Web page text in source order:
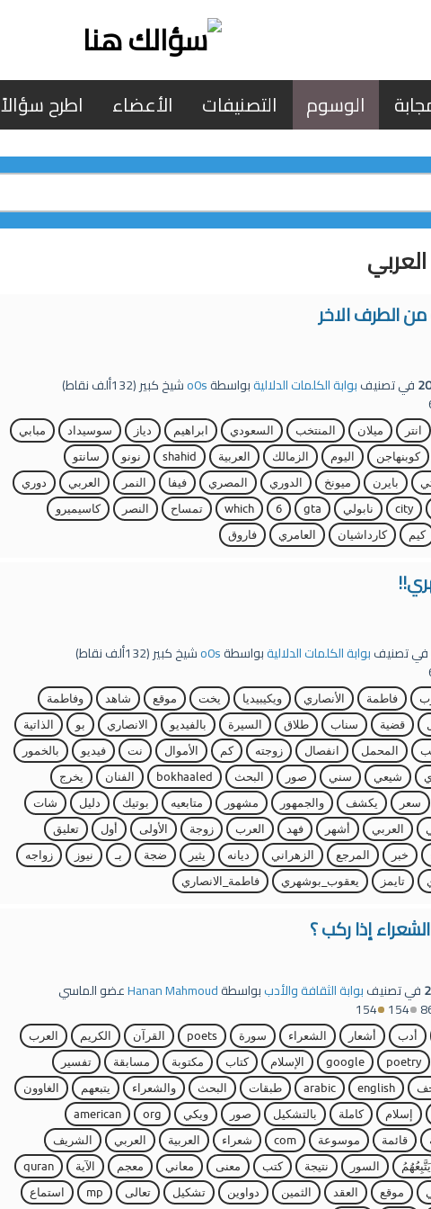
الوسوم التصنيفات الأعضاء اطرح سؤالاً
الطرف الاخر
في تصنيفبوابة الكلمات الدلاليةبواسطةo0sشيخ كبير(132ألف
نقاط)
انتر ميلان المنتخب السعودي ابراهيم دياز سوسيداد
مبابي
كوبنهاجن اليوم الزمالك العربية shahid نونو
سانتو
بايرن ميونخ الدوري المصري فيفا النمر العربي
دوري
city نابولي gta
6
which تمساح النصر
كاسيميرو
كيم كارداشيان العامري فاروق
في تصنيفبوابة الكلمات الدلاليةبواسطةo0sشيخ كبير(132ألف
نقاط)
فاطمة الأنصاري ويكيبيديا يخت موقع شاهد
وفاطمة
قضية سناب طلاق السيرة بالفيديو الانصاري بو
الذاتية
المحمل انفصال زوجته كم الأموال نت فيديو
بالخمور
شيعي سني صور البحث bokhaaled الفنان
يخرج
سعر يكشف والجمهور مشهور متابعيه بوتيك دليل
شات
العربي أشهر فهد العرب زوجة الأولى أول
تعليق
خبر المرجع الزهراني ديانه يثير ضجة بـ نيوز
زواجه
تايمز يعقوب_بوشهري فاطمة_الانصاري
إذا ركب ؟
في تصنيفبوابة الثقافة والأدببواسطةHanan Mahmoudعضو الماسي
154
154
أدب أشعار الشعراء سورة poets القرآن الكريم
العرب
poetry
google الإسلام كتاب مكتوبة مسابقة
تفسير
english
arabic طبقات البحث والشعراء يتبعهم
الغاوون
إسلام كاملة بالتشكيل صور ويكي org
american
قائمة موسوعة com شعراء العربية العربي
الشريف
يَتَّبِعُهُمُ السور نتيجة كتب معنى معاني معجم الآية
quran
موقع العقد الثمين دواوين تشكيل تعالى mp استماع